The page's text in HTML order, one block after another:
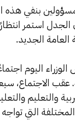
بنفي هذه
الجدل استمر
العامة الجديد.
اليوم
عقب
والتعليم
التي